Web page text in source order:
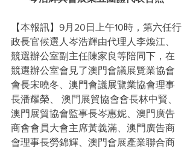
【本報訊】9月20日上午10時，第六任行
政長官候選人岑浩輝由代理人李煥江、
競選辦公室副主任陳家良等陪同下，在
競選辦公室會見了澳門會議展覽業協會
會長宋曉冬、澳門會議展覽業協會理事
長潘耀榮、 澳門展貿協會會長林中賢、
澳門展貿協會監事長岑惠妮、澳門廣告
商會會員大會主席黃義滿、澳門廣告商
會理事長勞錦輝、澳門會展產業聯合商